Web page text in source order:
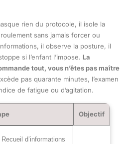
rien du protocole, il isole la
sans jamais forcer ou
il observe la posture, il
si l’enfant l’impose. La
tout, vous n’êtes pas maître
pas quarante minutes, l’examen
de fatigue ou d’agitation.
Objectif
Recueil d’informations